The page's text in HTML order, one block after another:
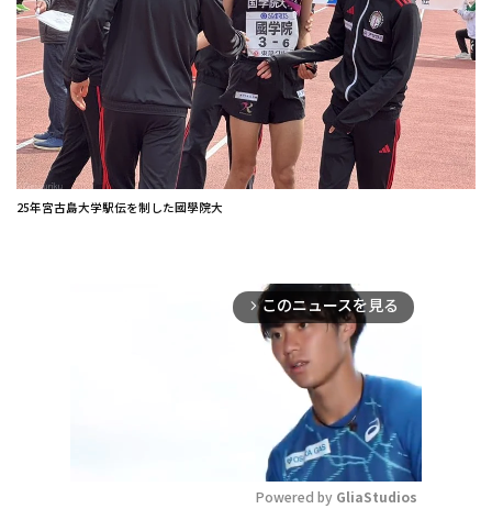
25年宮古島大学駅伝を制した國學院大
arrow_forward_ios このニュースを見る
Powered by GliaStudios